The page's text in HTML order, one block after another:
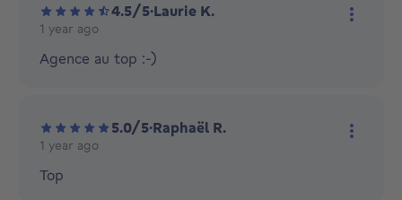
4.5/5·Laurie K.
1 year ago
Agence au top :-)
5.0/5·Raphaël R.
1 year ago
Top